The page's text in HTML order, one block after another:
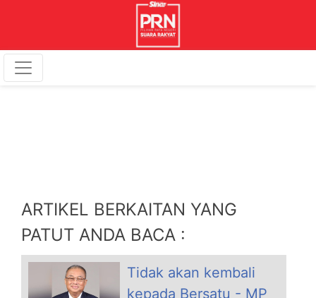
ARTIKEL BERKAITAN YANG
PATUT ANDA BACA :
Tidak akan kembali
kepada Bersatu - MP